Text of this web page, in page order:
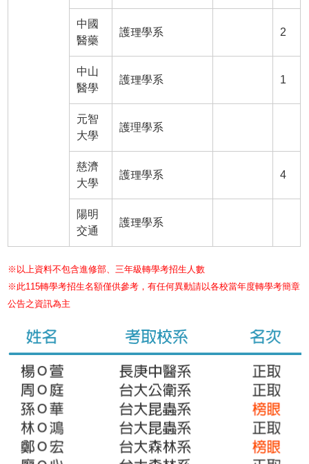
中國
醫藥
護理學系 2
中山
醫學
護理學系 1
元智
大學
護理學系
慈濟
大學
護理學系 4
陽明
交通
護理學系
※以上資料不包含進修部、三年級轉學考招生人數
※此115轉學考招生名額僅供參考，有任何異動請以各校當年度轉學考簡章
公告之資訊為主